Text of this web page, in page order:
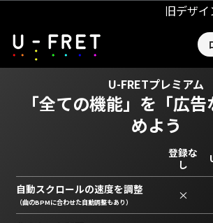
旧デザ
U-FRETプレミアム
「全ての機能」を 「広
めよう
登録な
し
自動スクロールの速度を調整
（曲のBPMに合わせた自動調整もあり） ×